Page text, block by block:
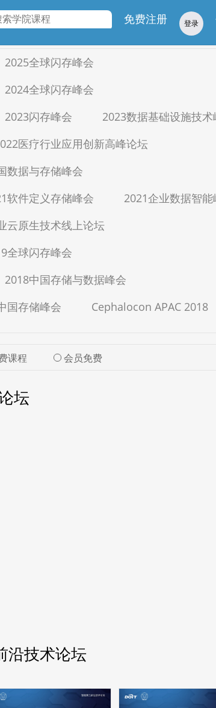
免费注册 登录
2025全球闪存峰会
2024全球闪存峰会
2023闪存峰会
2023数据基础设施技术
医疗行业应用创新高峰论坛
数据与存储峰会
软件定义存储峰会
2021企业数据智能
云原生技术线上论坛
全球闪存峰会
2018中国存储与数据峰会
国存储峰会 Cephalocon APAC 2018
课程 会员免费
坛
沿技术论坛